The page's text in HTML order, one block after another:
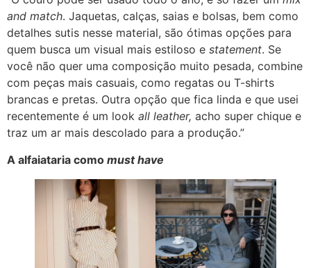
and match. Jaquetas, calças, saias e bolsas, bem como
detalhes sutis nesse material, são ótimas opções para
quem busca um visual mais estiloso e statement. Se
você não quer uma composição muito pesada, combine
com peças mais casuais, como regatas ou T-shirts
brancas e pretas. Outra opção que fica linda e que usei
recentemente é um look all leather, acho super chique e
traz um ar mais descolado para a produção.”
A alfaiataria como must have